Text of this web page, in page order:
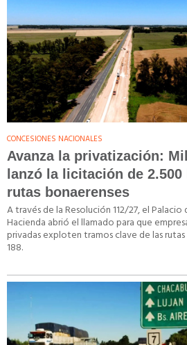
CONCESIONES NACIONALES
Avanza la privatización:
lanzó la licitación de 2.500
rutas bonaerenses
A través de la Resolución 112/27, el Palacio
Hacienda abrió el llamado para que
privadas exploten tramos clave de las rutas
188.